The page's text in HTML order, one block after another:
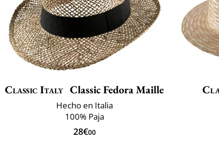
Classic Italy Classic Fedora Maille
Hecho en Italia
100% Paja
28€00